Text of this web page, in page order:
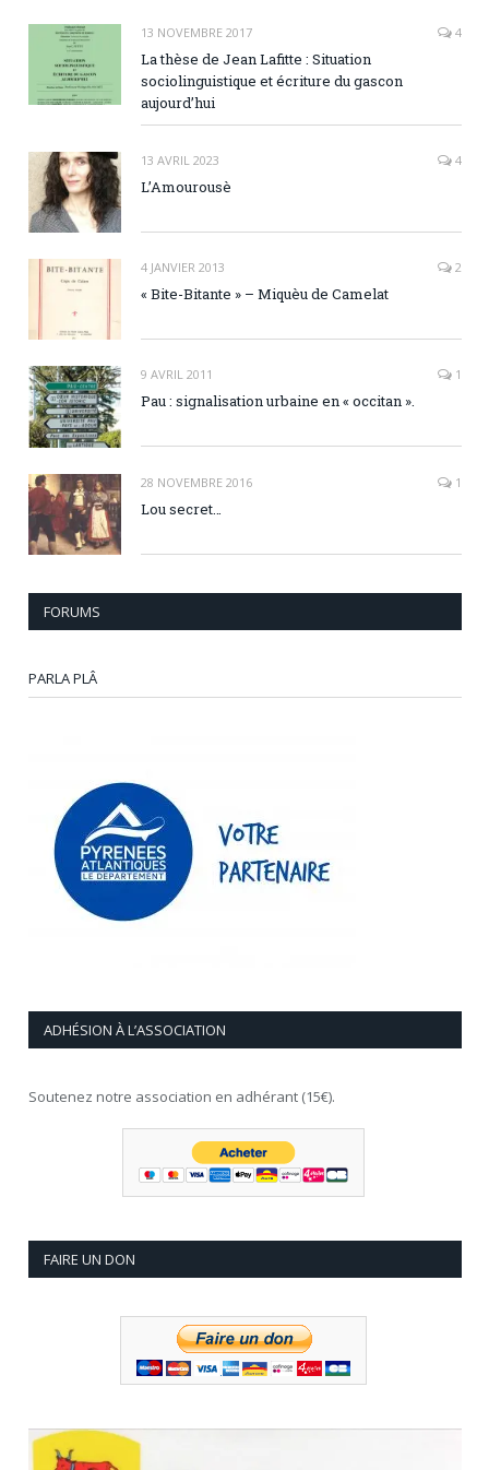
13 NOVEMBRE 2017 4
La thèse de Jean Lafitte : Situation
sociolinguistique et écriture du gascon
aujourd’hui
13 AVRIL 2023 4
L’Amourousè
4 JANVIER 2013 2
« Bite-Bitante » – Miquèu de Camelat
9 AVRIL 2011 1
Pau : signalisation urbaine en « occitan ».
28 NOVEMBRE 2016 1
Lou secret…
FORUMS
PARLA PLÂ
ADHÉSION À L’ASSOCIATION
Soutenez notre association en adhérant (15€).
FAIRE UN DON